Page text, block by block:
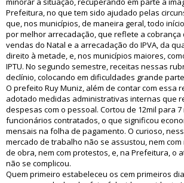
Prefeitura, no que tem sido ajudado pelas
que, nos municípios, de maneira geral, todo
por melhor arrecadação, que reflete a cobrança
vendas do Natal e a arrecadação do IPVA, da
direito à metade, e, nos municípios maiores,
IPTU. No segundo semestre, receitas nessas
declínio, colocando em dificuldades grande
O prefeito Ruy Muniz, além de contar com essa
adotado medidas administrativas internas que
despesas com o pessoal. Cortou de 12mil para
funcionários contratados, o que significou
mensais na folha de pagamento. O curioso,
mercado de trabalho não se assustou, nem
de obra, nem com protestos, e, na Prefeitura, o
não se complicou.
Quem primeiro estabeleceu os cem primeiros